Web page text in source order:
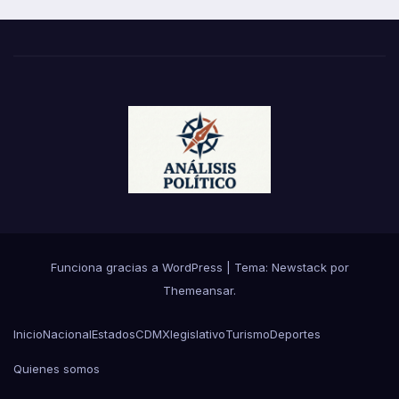
Funciona gracias a WordPress Tema: Newstackpor
Themeansar.
InicioNacionalEstadosCDMXlegislativoTurismoDeportes
Quienes somos